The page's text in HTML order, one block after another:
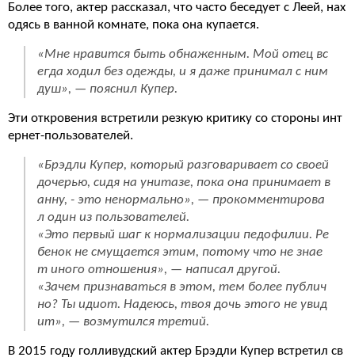
Более того, актер рассказал, что часто беседует с Леей, нах
одясь в ванной комнате, пока она купается.
«Мне нравится быть обнаженным. Мой отец вс
егда ходил без одежды, и я даже принимал с ним
душ», — пояснил Купер.
Эти откровения встретили резкую критику со стороны инт
ернет-пользователей.
«Брэдли Купер, который разговаривает со своей
дочерью, сидя на унитазе, пока она принимает в
анну, - это ненормально», — прокомментирова
л один из пользователей.
«Это первый шаг к нормализации педофилии. Ре
бенок не смущается этим, потому что не знае
т иного отношения», — написал другой.
«Зачем признаваться в этом, тем более публич
но? Ты идиот. Надеюсь, твоя дочь этого не увид
ит», — возмутился третий.
В 2015 году голливудский актер Брэдли Купер встретил св